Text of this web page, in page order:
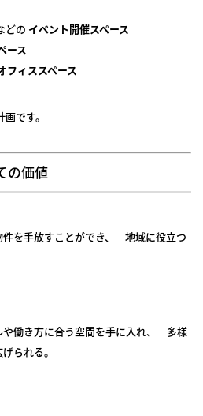
どの イベント開催スペース
ース
フィススペース
です。
の価値
を手放すことができ、 地域に役立つ
働き方に合う空間を手に入れ、 多様
られる。